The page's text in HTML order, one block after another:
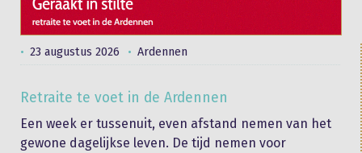
23 augustus 2026 Ardennen
Retraite te voet in de Ardennen
Een week er tussenuit, even afstand nemen van het
gewone dagelijkse leven. De tijd nemen voor